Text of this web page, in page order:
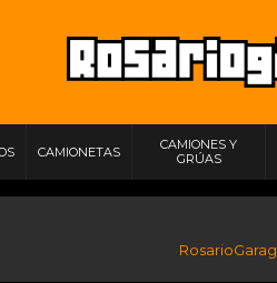
CAMIONETAS
CAMIONES Y
GRÚAS